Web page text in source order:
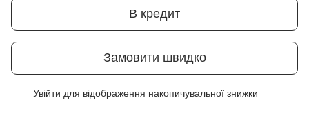
В кредит
Замовити швидко
Увійти для відображення накопичувальної знижки